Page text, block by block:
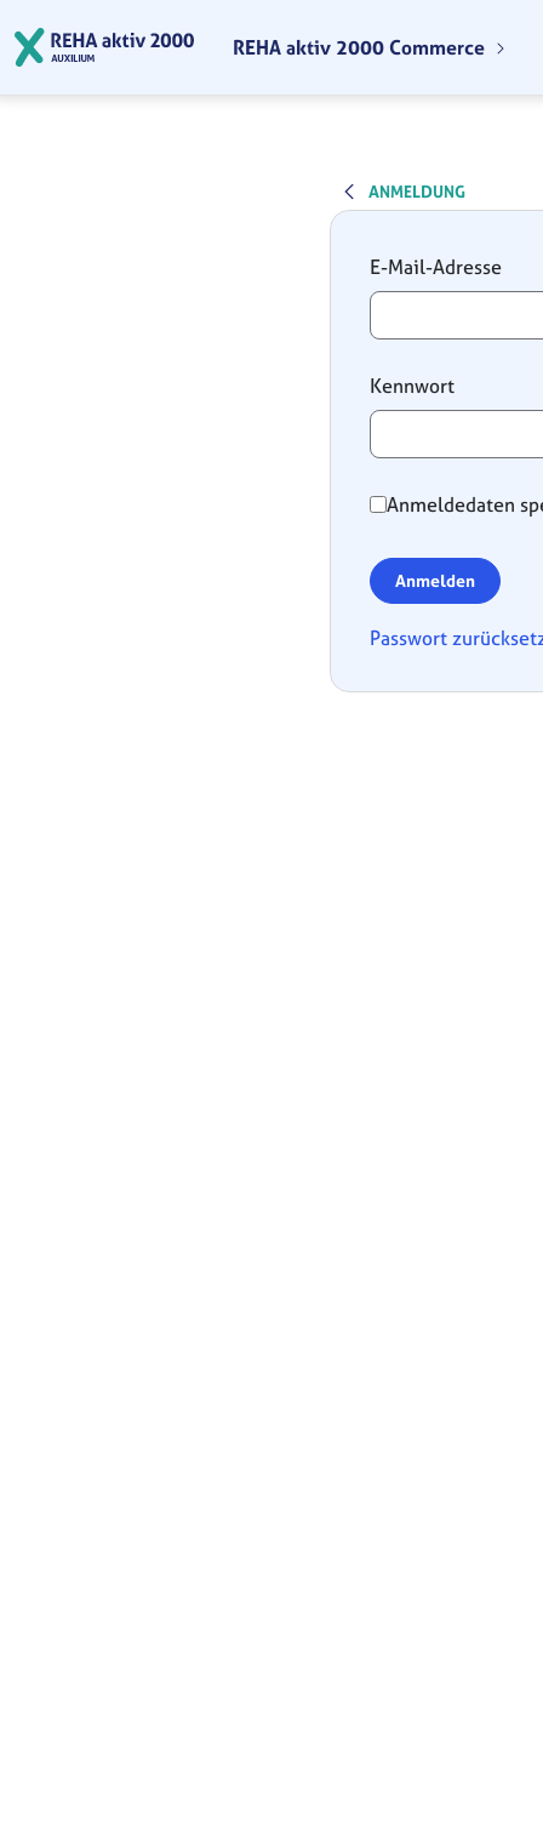
REHA aktiv 2000 Commerce
ANMELDUNG
Anmeldung
E-Mail-Adresse
Kennwort
Anmeldedaten
Anmelden
Passwort